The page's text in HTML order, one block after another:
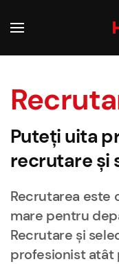
Puteți uita
recrutare și
Recrutarea este
mare pentru
Recrutare și
profesionist atât